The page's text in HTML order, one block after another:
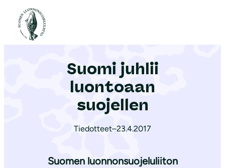
Etusivu
Suomi juhlii
luontoaan
suojellen
Tiedotteet–23.4.2017
Suomen luonnonsuojeluliiton